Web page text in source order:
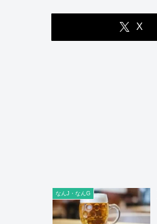
X
なんJ・なんG